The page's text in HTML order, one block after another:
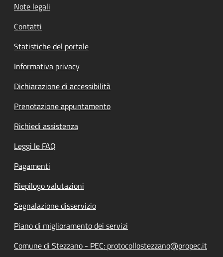
Note legali
Contatti
Statistiche del portale
Informativa privacy
Dichiarazione di accessibilità
Prenotazione appuntamento
Richiedi assistenza
Leggi le FAQ
Pagamenti
Riepilogo valutazioni
Segnalazione disservizio
Piano di miglioramento dei servizi
Comune di Stezzano - PEC: protocollostezzano@propec.it